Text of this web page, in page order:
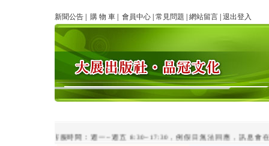
新聞公告 購 物 車 會員中心 常見問題 網站留言 退出登入
line客服時間：週一~週五 8:30~17:30，例假日無法回應，訊息會在客